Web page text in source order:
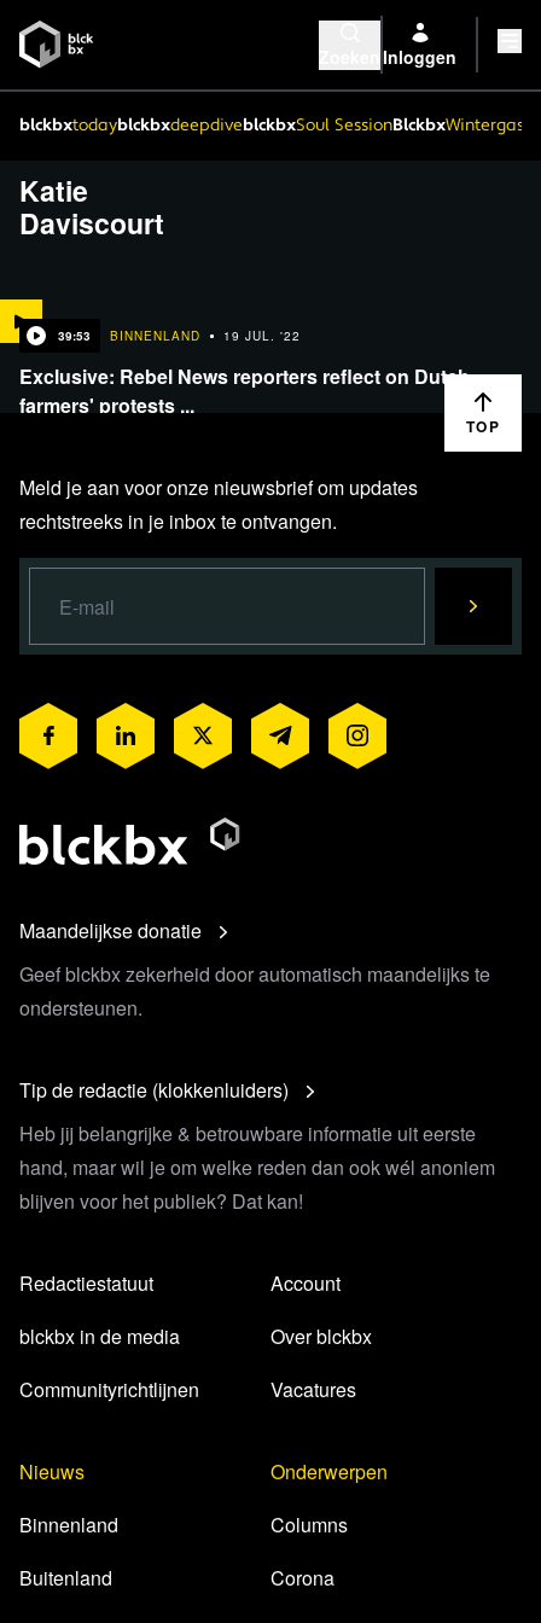
Inloggen
blckbxtodayblckbxdeepdiveblckbxSoul SessionBlckbx
Katie
Daviscourt
39:53 BINNENLAND 19 JUL. '22
Exclusive: Rebel News reporters reflect on Dutch
farmers' protests ...
TOP
Meld je aan voor onze nieuwsbrief om updates
rechtstreeks in je inbox te ontvangen.
Maandelijkse donatie
Geef blckbx zekerheid door automatisch maandelijks te
ondersteunen.
Tip de redactie (klokkenluiders)
Heb jij belangrijke & betrouwbare informatie uit eerste
hand, maar wil je om welke reden dan ook wél anoniem
blijven voor het publiek? Dat kan!
Redactiestatuut
blckbx in de media
Communityrichtlijnen
Account
Over blckbx
Vacatures
Nieuws
Binnenland
Buitenland
Onderwerpen
Columns
Corona